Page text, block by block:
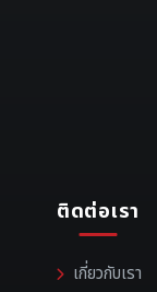
ติดต่อเรา
เกี่ยวกับเรา